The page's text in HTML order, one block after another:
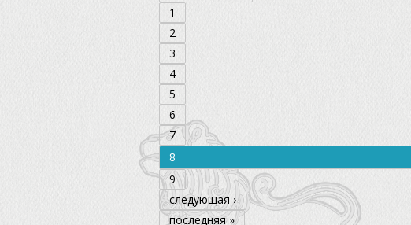
1
2
3
4
5
6
7
8
9
следующая ›
последняя »